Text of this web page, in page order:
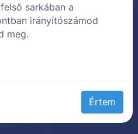
sarkában a
irányítószámod
meg.
Értem
feltételekkel a megadott e-
ajánlatokat és
hírlevelet küldjön.
visszavonható.
Frost e-mail cím alapján
jelenítsen meg
bármikor visszavonható.